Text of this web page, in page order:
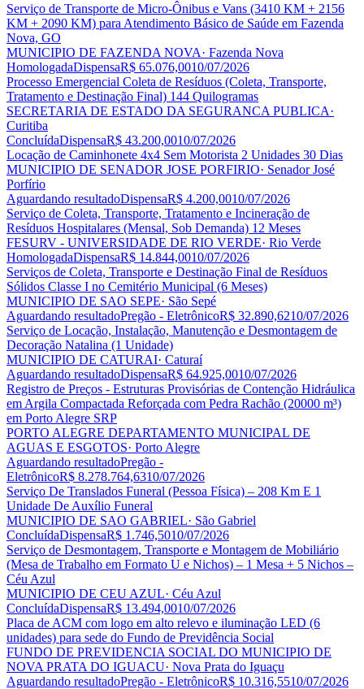
Serviço de Transporte de Micro-Ônibus e Vans (3410 KM + 2156
KM + 2090 KM) para Atendimento Básico de Saúde em Fazenda
Nova, GO
MUNICIPIO DE FAZENDA NOVA· Fazenda Nova
HomologadaDispensaR$ 65.076,0010/07/2026
Processo Emergencial Coleta de Resíduos (Coleta, Transporte,
Tratamento e Destinação Final) 144 Quilogramas
SECRETARIA DE ESTADO DA SEGURANCA PUBLICA·
Curitiba
ConcluídaDispensaR$ 43.200,0010/07/2026
Locação de Caminhonete 4x4 Sem Motorista 2 Unidades 30 Dias
MUNICIPIO DE SENADOR JOSE PORFIRIO· Senador José
Porfírio
Aguardando resultadoDispensaR$ 4.200,0010/07/2026
Serviço de Coleta, Transporte, Tratamento e Incineração de
Resíduos Hospitalares (Mensal, Sob Demanda) 12 Meses
FESURV - UNIVERSIDADE DE RIO VERDE· Rio Verde
HomologadaDispensaR$ 14.844,0010/07/2026
Serviços de Coleta, Transporte e Destinação Final de Resíduos
Sólidos Classe I no Cemitério Municipal (6 Meses)
MUNICIPIO DE SAO SEPE· São Sepé
Aguardando resultadoPregão - EletrônicoR$ 32.890,6210/07/2026
Serviço de Locação, Instalação, Manutenção e Desmontagem de
Decoração Natalina (1 Unidade)
MUNICIPIO DE CATURAI· Caturaí
Aguardando resultadoDispensaR$ 64.925,0010/07/2026
Registro de Preços - Estruturas Provisórias de Contenção Hidráulica
em Argila Compactada Reforçada com Pedra Rachão (20000 m³)
em Porto Alegre SRP
PORTO ALEGRE DEPARTAMENTO MUNICIPAL DE
AGUAS E ESGOTOS· Porto Alegre
Aguardando resultadoPregão -
EletrônicoR$ 8.278.764,6310/07/2026
Serviço De Translados Funeral (Pessoa Física) – 208 Km E 1
Unidade De Auxílio Funeral
MUNICIPIO DE SAO GABRIEL· São Gabriel
ConcluídaDispensaR$ 1.746,5010/07/2026
Serviço de Desmontagem, Transporte e Montagem de Mobiliário
(Mesa de Trabalho em Formato U e Nichos) – 1 Mesa + 5 Nichos –
Céu Azul
MUNICIPIO DE CEU AZUL· Céu Azul
ConcluídaDispensaR$ 13.494,0010/07/2026
Placa de ACM com logo em alto relevo e iluminação LED (6
unidades) para sede do Fundo de Previdência Social
FUNDO DE PREVIDENCIA SOCIAL DO MUNICIPIO DE
NOVA PRATA DO IGUACU· Nova Prata do Iguaçu
Aguardando resultadoPregão - EletrônicoR$ 10.316,5510/07/2026